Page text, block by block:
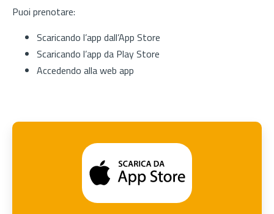
Puoi prenotare:
Scaricando l’app dall’App Store
Scaricando l’app da Play Store
Accedendo alla web app